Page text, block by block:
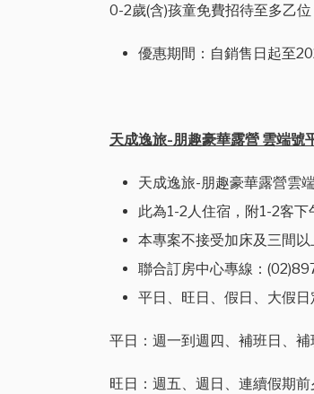
0-2歲(含)孩童免費招待至多乙位
優惠期間：自銷售日起至
天成逸旅-朋趣豪華露營 雲端
天成逸旅-朋趣豪華露營雲
此為1-2人住宿，附1-2客
本專案不接受加床及三間
聯合訂房中心專線：
平日、旺日、假日、大假日
平日：週一到週四、補班日、補
旺日：週五、週日、連續假期